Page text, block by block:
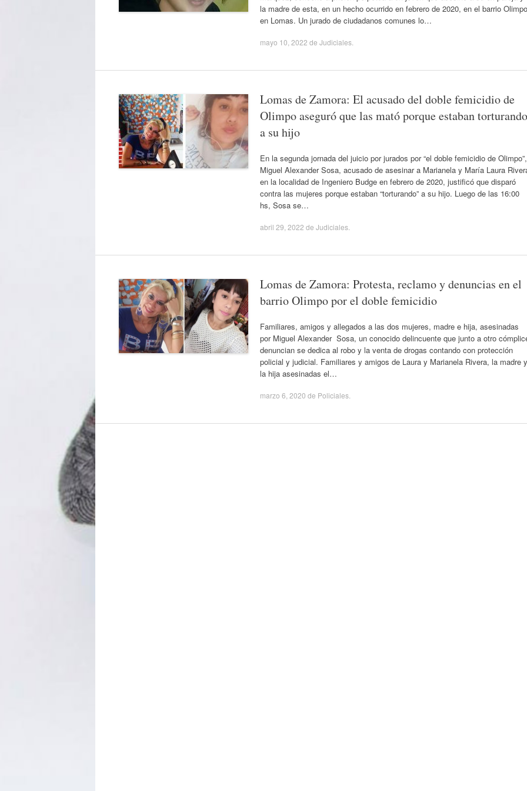
la madre de esta, en un hecho ocurrido en febrero de 2020, en el barrio
en Lomas. Un jurado de ciudadanos comunes lo…
mayo 10, 2022 de Judiciales
Lomas de Zamora: El acusado del doble femicidio de
Olimpo aseguró que las mató porque estaban torturando
a su hijo
En la segunda jornada del juicio por jurados por “el doble femicidio de Olimpo”,
Miguel Alexander Sosa, acusado de asesinar a Marianela y María Laura
en la localidad de Ingeniero Budge en febrero de 2020, justificó que disparó
contra las mujeres porque estaban “torturando” a su hijo. Luego de las 16:00
hs, Sosa se…
abril 29, 2022 de Judiciales
Lomas de Zamora: Protesta, reclamo y denuncias en el
barrio Olimpo por el doble femicidio
Familiares, amigos y allegados a las dos mujeres, madre e hija, asesinadas
por Miguel Alexander Sosa, un conocido delincuente que junto a otro
denuncian se dedica al robo y la venta de drogas contando con protección
policial y judicial. Familiares y amigos de Laura y Marianela Rivera, la madre y
la hija asesinadas el…
marzo 6, 2020 de Policiales